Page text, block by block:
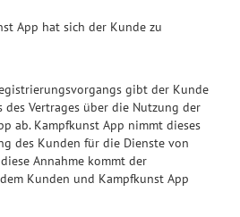
App hat sich der Kunde zu
gibt der Kunde
des Vertrages über die Nutzung der
ab. Kampfkunst App nimmt dieses
des Kunden für die Dienste von
Annahme kommt der
Kunden und Kampfkunst App